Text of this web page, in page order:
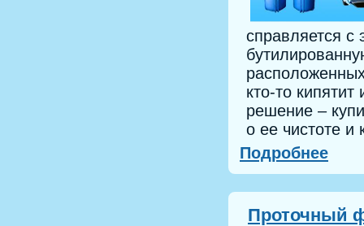
справляется с
кто-то
решение –
о ее чистоте
Подробнее
Проточный